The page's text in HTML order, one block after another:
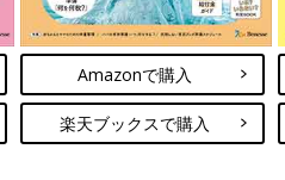
Amazonで購入
楽天ブックスで購入